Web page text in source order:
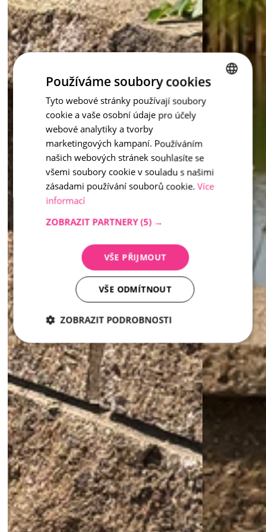
CZECH
Používáme soubory cookies
Tyto webové stránky používají soubory
cookie a vaše osobní údaje pro účely
webové analytiky a tvorby
marketingových kampaní. Používáním
našich webových stránek souhlasíte se
všemi soubory cookie v souladu s našimi
zásadami používání souborů cookie. Více
informací
ZOBRAZIT PARTNERY (5) →
VŠE PŘIJMOUT
VŠE ODMÍTNOUT
ZOBRAZIT PODROBNOSTI
Nezbytně
nutné
soubory
Analytika Marketing
Nezbytně nutné soubory
Analytika
Marketing
Nezbytně nutné soubory cookie umožňují základní
funkce webových stránek, jako je přihlášení
uživatele a správa účtu. Webové stránky nelze bez
nezbytně nutných souborů cookie správně používat.